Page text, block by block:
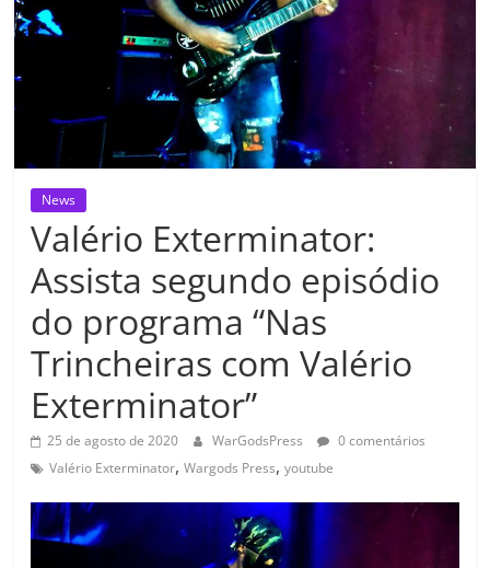
News
Valério Exterminator:
Assista segundo episódio
do programa “Nas
Trincheiras com Valério
Exterminator”
25 de agosto de 2020 WarGodsPress
0 comentários
Valério Exterminator,Wargods Press,youtube